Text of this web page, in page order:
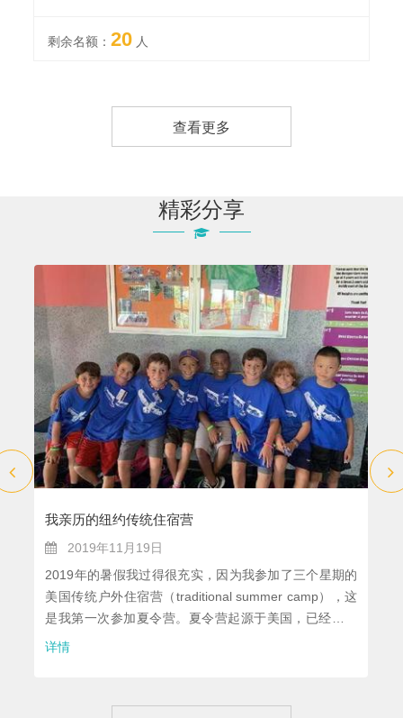
剩余名额：20 人
查看更多
精彩分享
我亲历的纽约传统住宿营
2019年11月19日
2019年的暑假我过得很充实，因为我参加了三个星期的
美国传统户外住宿营（traditional summer camp），这
是我第一次参加夏令营。夏令营起源于美国，已经有一
百五十多年的历史了。我参加的夏令营位于美国纽约
详情